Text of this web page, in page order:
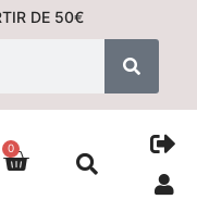
DE 50€
0